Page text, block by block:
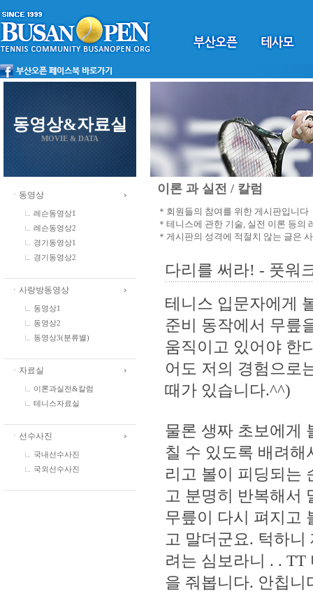
동영상&자료실
MOVIE & DATA
ㆍ동영상
레슨동영상1
레슨동영상2
경기동영상1
경기동영상2
ㆍ사랑방동영상
동영상1
동영상2
동영상3(분류별)
ㆍ자료실
이론과실전&칼럼
테니스자료실
ㆍ선수사진
국내선수사진
국외선수사진
이론 과 실전 / 칼럼
＊회원들의 참여를 위한 게시판입니다
＊테니스에 관한 기술, 실전 이론 등의
＊게시판의 성격에 적절치 않는 글은
다리를 써라! - 풋워
테니스 입문자에게
준비 동작에서 무릎
움직이고 있어야 한
어도 저의 경험으로
때가 있습니다.^^)
물론 생짜 초보에게
칠 수 있도록 배려
리고 볼이 피딩되는
고 분명히 반복해서
무릎이 다시 펴지고
고 말더군요. 턱하
려는 심보라니 . .
을 줘봅니다. 안칩니